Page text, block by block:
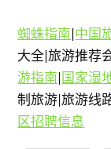
蜘蛛指南|中国
大全|旅游推荐
游指南|国家湿
制旅游|旅游线
区招聘信息